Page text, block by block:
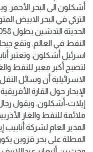
أشكلون الى البحر الأحمر.
التركي في البحر الابيض
اسرئيل أشكلون. وتعتبر
لتصبح أكبر معبر للنفط
الاسرائيلية أن وسائل
الإبحار حول القارة
إيلات-أشكلون. ويقول
ملائمة للنفط والغاز
المدير العام لشركة
المطلة على بحر قزوين يكون